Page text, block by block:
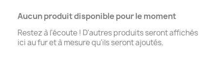
Aucun produit disponible pour le moment
Restez à l'écoute ! D'autres produits seront affichés
ici au fur et à mesure qu'ils seront ajoutés.